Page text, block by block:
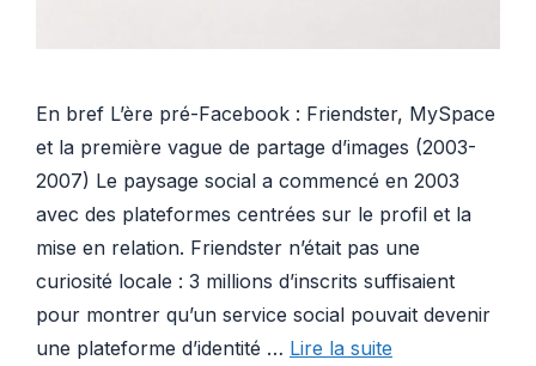
En bref L’ère pré-Facebook : Friendster, MySpace
et la première vague de partage d’images (2003-
2007) Le paysage social a commencé en 2003
avec des plateformes centrées sur le profil et la
mise en relation. Friendster n’était pas une
curiosité locale : 3 millions d’inscrits suffisaient
pour montrer qu’un service social pouvait devenir
une plateforme d’identité … Lire la suite